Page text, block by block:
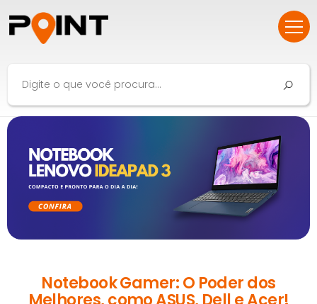
Notebook Gamer: O Poder dos